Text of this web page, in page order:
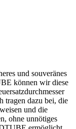
und souveränes
können wir diese
tragen dazu bei, die
und die
ohne unnötiges